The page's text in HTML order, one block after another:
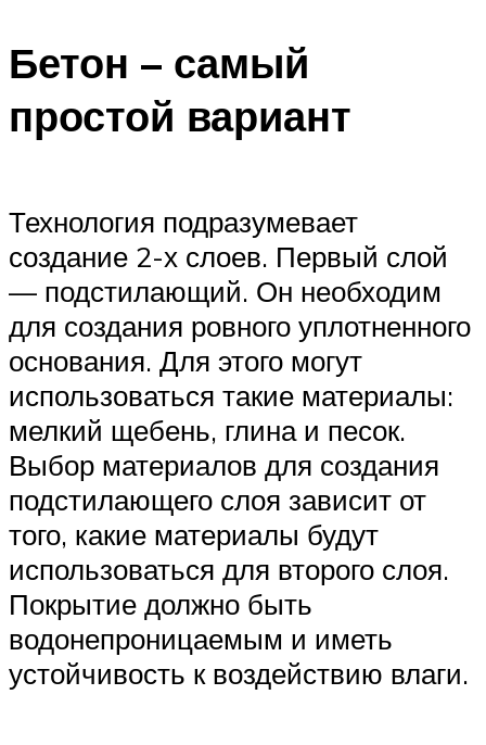
Бетон – самый
простой вариант
Технология подразумевает
создание 2-х слоев. Первый слой
— подстилающий. Он необходим
для создания ровного уплотненного
основания. Для этого могут
использоваться такие материалы:
мелкий щебень, глина и песок.
Выбор материалов для создания
подстилающего слоя зависит от
того, какие материалы будут
использоваться для второго слоя.
Покрытие должно быть
водонепроницаемым и иметь
устойчивость к воздействию влаги.